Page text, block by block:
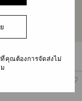
Full Cut และความ
อง เรียงตาม
เรียง
ที่คุณต้องการจัดส่งไม่